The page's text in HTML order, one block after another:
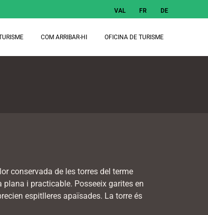
VAL FR DE
COM ARRIBAR-HI OFICINA DE TURISME
conservada de les torres del terme
i practicable. Posseeix garites en
espitlleres apaïsades. La torre és